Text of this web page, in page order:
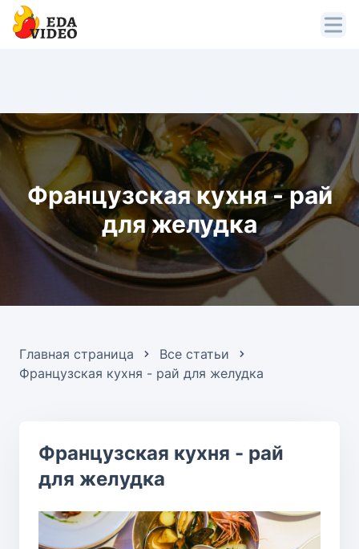
Французская кухня - рай
для желудка
Главная страница
Все статьи
Французская кухня - рай для желудка
Французская кухня - рай
для желудка